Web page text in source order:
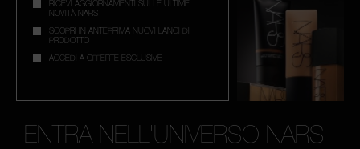
RICEVI AGGIORNAMENTI SULLE ULTIME
NOVITÀ NARS
SCOPRI IN ANTEPRIMA NUOVI LANCI DI
PRODOTTO
ACCEDI A OFFERTE ESCLUSIVE
ENTRA NELL'UNIVERSO NARS